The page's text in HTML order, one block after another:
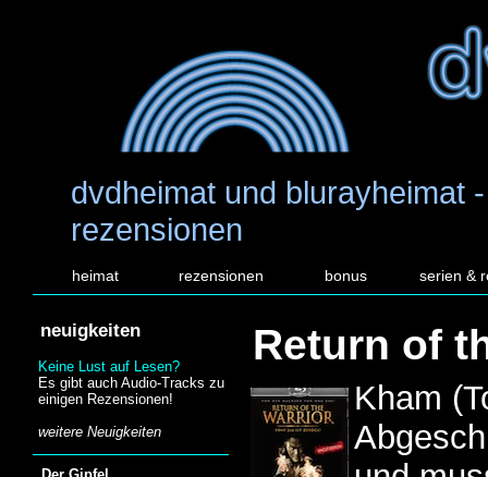
dvdheimat und blurayheimat
rezensionen
heimat rezensionen bonus serien &
neuigkeiten
Keine Lust auf Lesen?
Es gibt auch Audio-Tracks zu
einigen Rezensionen!
weitere Neuigkeiten
Return of
Kham